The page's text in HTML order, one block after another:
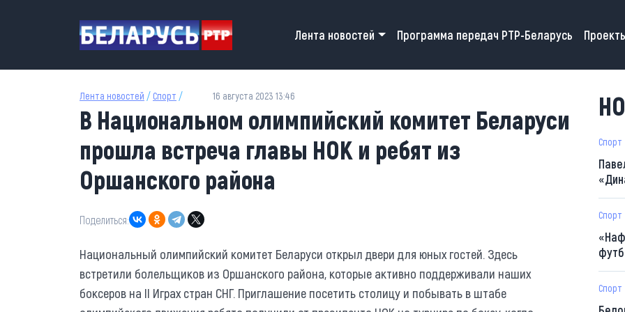
Main navigation
Лента новостей Программа передач РТР-Беларусь
Лента новостей / Спорт / 16 августа 2023 13:46
В Национальном олимпийский комитет Беларуси
прошла встреча главы НОК и ребят из
Оршанского района
Поделиться:
Национальный олимпийский комитет Беларуси открыл двери для юных гостей. Здесь
встретили болельщиков из Оршанского района, которые активно поддерживали наших
боксеров на II Играх стран СНГ. Приглашение посетить столицу и побывать в штабе
Спорт
Спорт
Спорт